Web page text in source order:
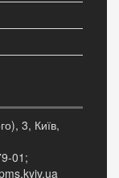
3, Київ,
01;